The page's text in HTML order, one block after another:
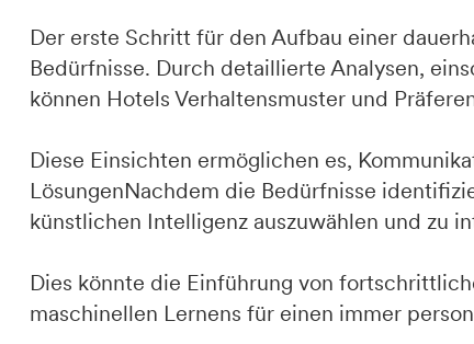
Der erste Schritt für den Aufbau einer
Bedürfnisse. Durch detaillierte Analysen,
können Hotels Verhaltensmuster und
Diese Einsichten ermöglichen es,
LösungenNachdem die Bedürfnisse
künstlichen Intelligenz auszuwählen und zu
Dies könnte die Einführung von
maschinellen Lernens für einen immer